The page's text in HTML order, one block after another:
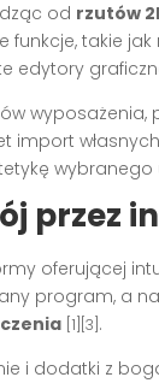
od rzutów
funkcje, takie
edytory
import
wybranego
przez
oferującej
program, a
[1][3] .
i dodatki z